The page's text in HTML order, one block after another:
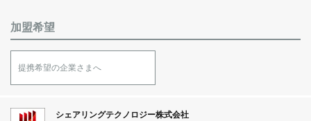
加盟希望
提携希望の企業さまへ
シェアリングテクノロジー株式会社